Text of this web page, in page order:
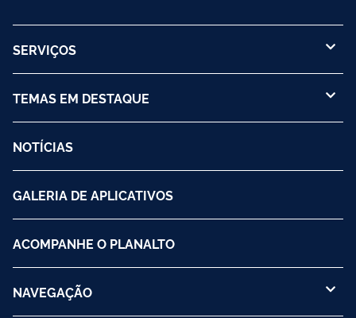
SERVIÇOS
TEMAS EM DESTAQUE
NOTÍCIAS
GALERIA DE APLICATIVOS
ACOMPANHE O PLANALTO
NAVEGAÇÃO